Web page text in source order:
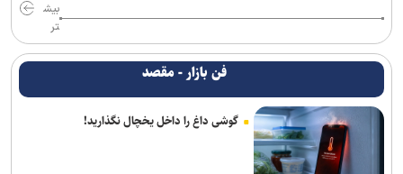
بیش
تر
فن بازار - مقصد
گوشی داغ را داخل یخچال نگذارید!